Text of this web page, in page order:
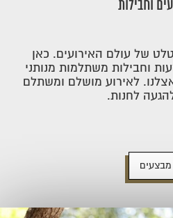
וחבילות
של עולם האירועים. כאן
וחבילות משתלמות מנותני
לאירוע מושלם ומשתלם
לחנות.
מבצעים